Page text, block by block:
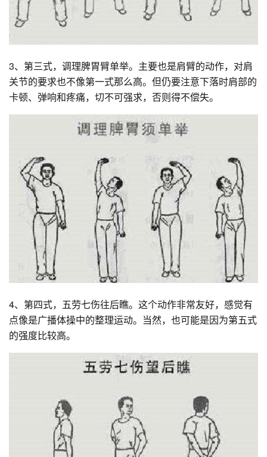
3、第三式，调理脾胃臂单举。主要也是肩臂的动作，对肩
关节的要求也不像第一式那么高。但仍要注意下落时肩部的
卡顿、弹响和疼痛，切不可强求，否则得不偿失。
4、第四式，五劳七伤往后瞧。这个动作非常友好，感觉有
点像是广播体操中的整理运动。当然，也可能是因为第五式
的强度比较高。